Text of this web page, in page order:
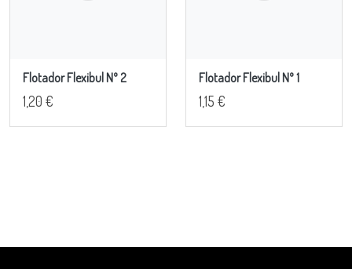
Flotador Flexibul Nº 2
1,20 €
Flotador Flexibul Nº 1
1,15 €